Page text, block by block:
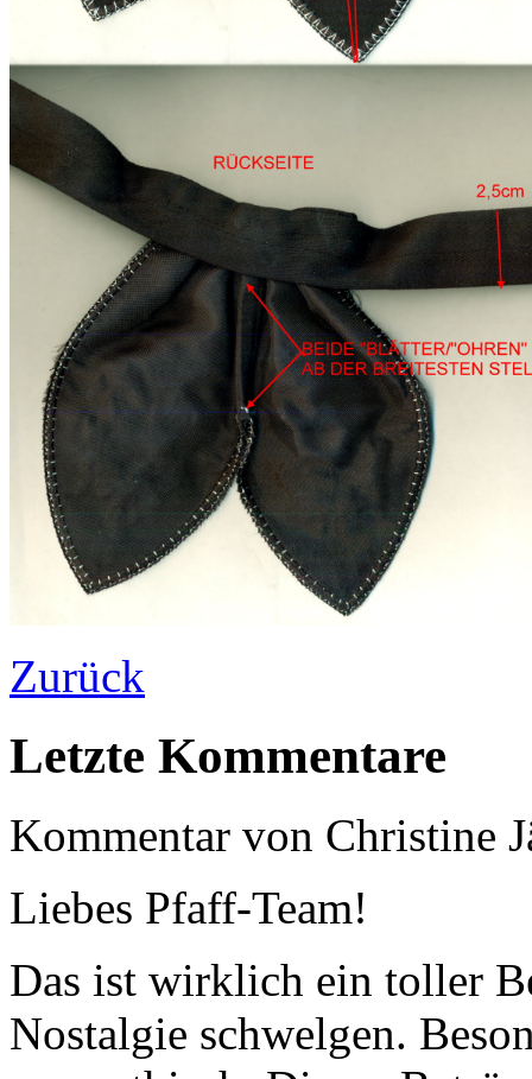
Zurück
Letzte Kommentare
Kommentar von Christine
Liebes Pfaff-Team!
Das ist wirklich ein toller
Nostalgie schwelgen.